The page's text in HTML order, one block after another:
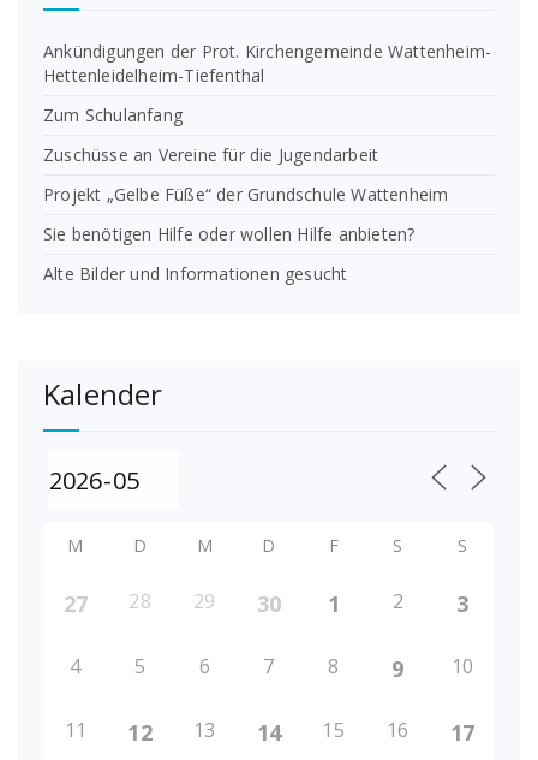
Ankündigungen der Prot. Kirchengemeinde Wattenheim-
Hettenleidelheim-Tiefenthal
Zum Schulanfang
Zuschüsse an Vereine für die Jugendarbeit
Projekt „Gelbe Füße“ der Grundschule Wattenheim
Sie benötigen Hilfe oder wollen Hilfe anbieten?
Alte Bilder und Informationen gesucht
Kalender
M D M D F S S
27 28 29 30 1 2 3
4 5 6 7 8 9 10
11 12 13 14 15 16 17